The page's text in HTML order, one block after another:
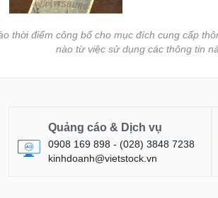
thời điểm công bố cho mục đích cung cấp
nào từ việc sử dụng các thông tin
Quảng cáo & Dịch vụ
0908 169 898 - (028) 3848 7238
kinhdoanh@vietstock.vn